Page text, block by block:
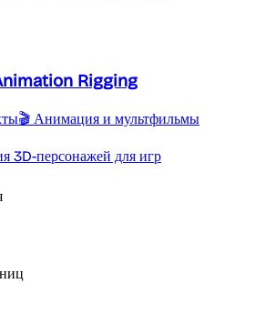
Rigging
🎬 Анимация и мультфильмы
3D-персонажей для игр